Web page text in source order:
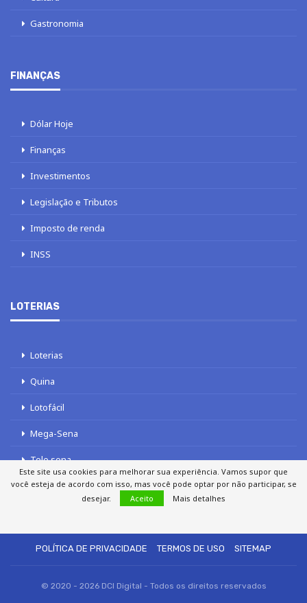
Gastronomia
FINANÇAS
Dólar Hoje
Finanças
Investimentos
Legislação e Tributos
Imposto de renda
INSS
LOTERIAS
Loterias
Quina
Lotofácil
Mega-Sena
Tele sena
POLÍTICA DE PRIVACIDADE
TERMOS DE USO SITEMAP
© 2020 - 2026 DCI Digital - Todos os direitos reservados
Este site usa cookies para melhorar sua experiência. Vamos supor que
você esteja de acordo com isso, mas você pode optar por não participar, se
desejar.
Aceito Mais detalhes